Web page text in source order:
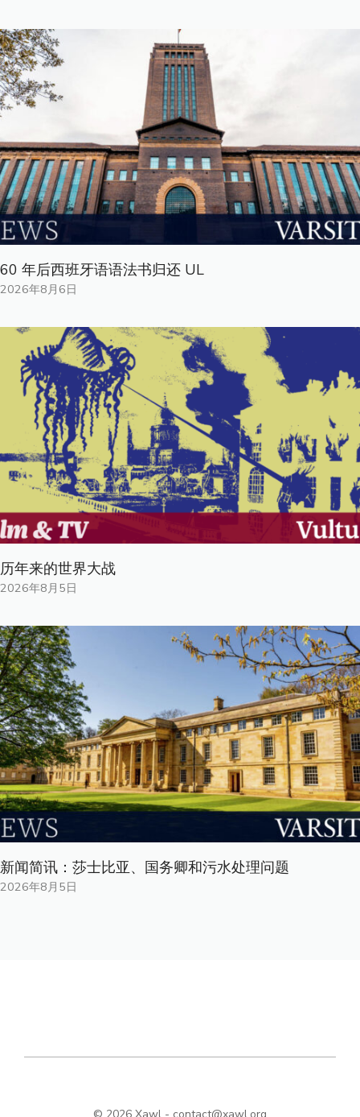
60 年后西班牙语语法书归还 UL
2026年8月6日
历年来的世界大战
2026年8月5日
新闻简讯：莎士比亚、国务卿和污水处理问题
2026年8月5日